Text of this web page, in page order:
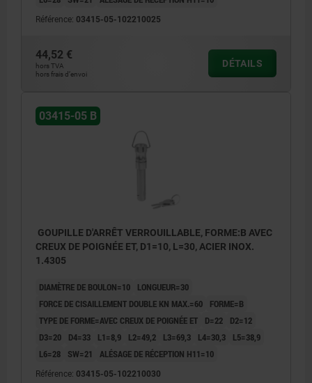
Référence: 03415-05-102210025
44,52 €
hors TVA
hors frais d’envoi
DÉTAILS
03415-05 B
GOUPILLE D'ARRÊT VERROUILLABLE, FORME:B AVEC
CREUX DE POIGNÉE ET, D1=10, L=30, ACIER INOX.
1.4305
DIAMÈTRE DE BOULON=10
LONGUEUR=30
FORCE DE CISAILLEMENT DOUBLE KN MAX.=60
FORME=B
TYPE DE FORME=AVEC CREUX DE POIGNÉE ET
D=22
D2=12
D3=20
D4=33 L1=8,9 L2=49,2 L3=69,3 L4=30,3
L5=38,9
L6=28
SW=21 ALÉSAGE DE RÉCEPTION H11=10
Référence: 03415-05-102210030